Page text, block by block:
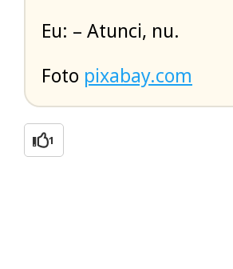
Eu: – Atunci, nu.
Foto pixabay.com
1